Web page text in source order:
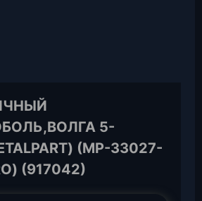
5-
(МР-33027-
(917042)